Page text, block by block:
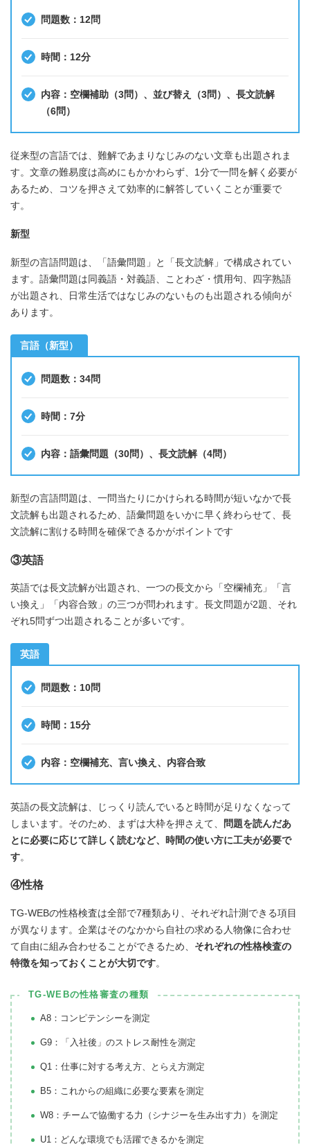
問題数：12問
時間：12分
内容：空欄補助（3問）、並び替え（3問）、長文読解
（6問）
従来型の言語では、難解であまりなじみのない文章も出題されま
す。文章の難易度は高めにもかかわらず、1分で一問を解く必要が
あるため、コツを押さえて効率的に解答していくことが重要で
す。
新型
新型の言語問題は、「語彙問題」と「長文読解」で構成されてい
ます。語彙問題は同義語・対義語、ことわざ・慣用句、四字熟語
が出題され、日常生活ではなじみのないものも出題される傾向が
あります。
言語（新型）
問題数：34問
時間：7分
内容：語彙問題（30問）、長文読解（4問）
新型の言語問題は、一問当たりにかけられる時間が短いなかで長
文読解も出題されるため、語彙問題をいかに早く終わらせて、長
文読解に割ける時間を確保できるかがポイントです
③英語
英語では長文読解が出題され、一つの長文から「空欄補充」「言
い換え」「内容合致」の三つが問われます。長文問題が2題、それ
ぞれ5問ずつ出題されることが多いです。
英語
問題数：10問
時間：15分
内容：空欄補充、言い換え、内容合致
英語の長文読解は、じっくり読んでいると時間が足りなくなって
しまいます。そのため、まずは大枠を押さえて、
問題を読んだあ
とに必要に応じて詳しく読むなど、時間の使い方に工夫が必要で
す。
④性格
TG-WEBの性格検査は全部で7種類あり、それぞれ計測できる項目
が異なります。企業はそのなかから自社の求める人物像に合わせ
て自由に組み合わせることができるため、 それぞれの性格検査の
特徴を知っておくことが大切です。
TG-WEBの性格審査の種類
A8：コンピテンシーを測定
G9：「入社後」のストレス耐性を測定
Q1：仕事に対する考え方、とらえ方測定
B5：これからの組織に必要な要素を測定
W8：チームで協働する力（シナジーを生み出す力）を測定
U1：どんな環境でも活躍できるかを測定